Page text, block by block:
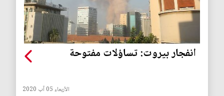
انفجار بيروت: تساؤلات مفتوحة
الأربعاء 05 آب 2020